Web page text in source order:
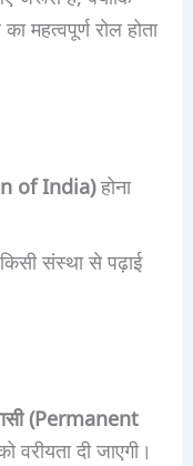
महत्वपूर्ण रोल होता
of India)होना
संस्था से पढ़ाई
(Permanent
वरीयता दी जाएगी।